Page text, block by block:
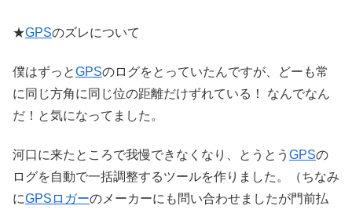
★GPSのズレについて
僕はずっとGPSのログをとっていたんですが、どーも常
に同じ方角に同じ位の距離だけずれている！ なんでなん
だ！と気になってました。
河口に来たところで我慢できなくなり、とうとう GPSの
ログを自動で一括調整するツールを作りました。（ちなみ
にGPSロガーのメーカーにも問い合わせましたが門前払